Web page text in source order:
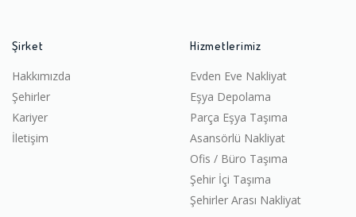
Şirket
Hakkımızda
Şehirler
Kariyer
İletişim
Hizmetlerimiz
Evden Eve Nakliyat
Eşya Depolama
Parça Eşya Taşıma
Asansörlü Nakliyat
Ofis / Büro Taşıma
Şehir İçi Taşıma
Şehirler Arası Nakliyat